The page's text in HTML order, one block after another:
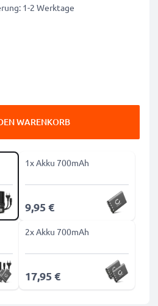
1-2 Werktage
WARENKORB
1x Akku 700mAh
9,95 €
2x Akku 700mAh
17,95 €